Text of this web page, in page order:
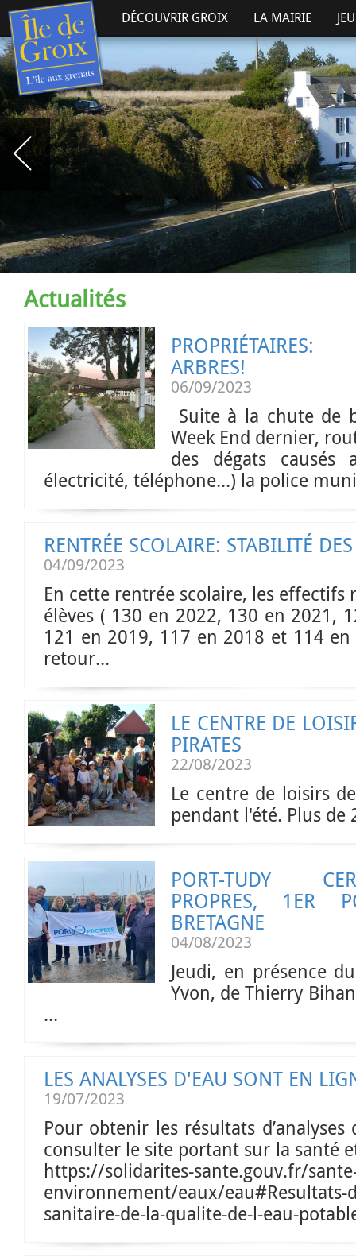
DÉCOUVRIR GROIX LA MAIRIE
Actualités
ARBRES!
06/09/2023
Suite à la chute de
Week End dernier,
des dégats causés
électricité, téléphone...) la police
RENTRÉE SCOLAIRE: STABILITÉ
04/09/2023
En cette rentrée scolaire, les effectifs
élèves ( 130 en 2022, 130 en 2021,
121 en 2019, 117 en 2018 et 114
retour...
LE CENTRE DE
PIRATES
22/08/2023
Le centre de loisirs
pendant l'été. Plus de
PORT-TUDY
PROPRES, 1ER
BRETAGNE
04/08/2023
Jeudi, en présence
Yvon, de Thierry
...
LES ANALYSES D'EAU SONT EN
19/07/2023
Pour obtenir les résultats d’analyses
consulter le site portant sur la santé
https://solidarites-sante.gouv.fr/
environnement/eaux/eau#Resultats-
sanitaire-de-la-qualite-de-l-eau-